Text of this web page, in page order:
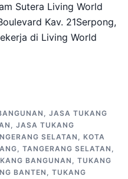
Sutera Living World
Kav. 21Serpong,
di Living World
, JASA TUKANG
, JASA TUKANG
SELATAN , KOTA
, TANGERANG SELATAN ,
BANGUNAN , TUKANG
BANTEN, TUKANG